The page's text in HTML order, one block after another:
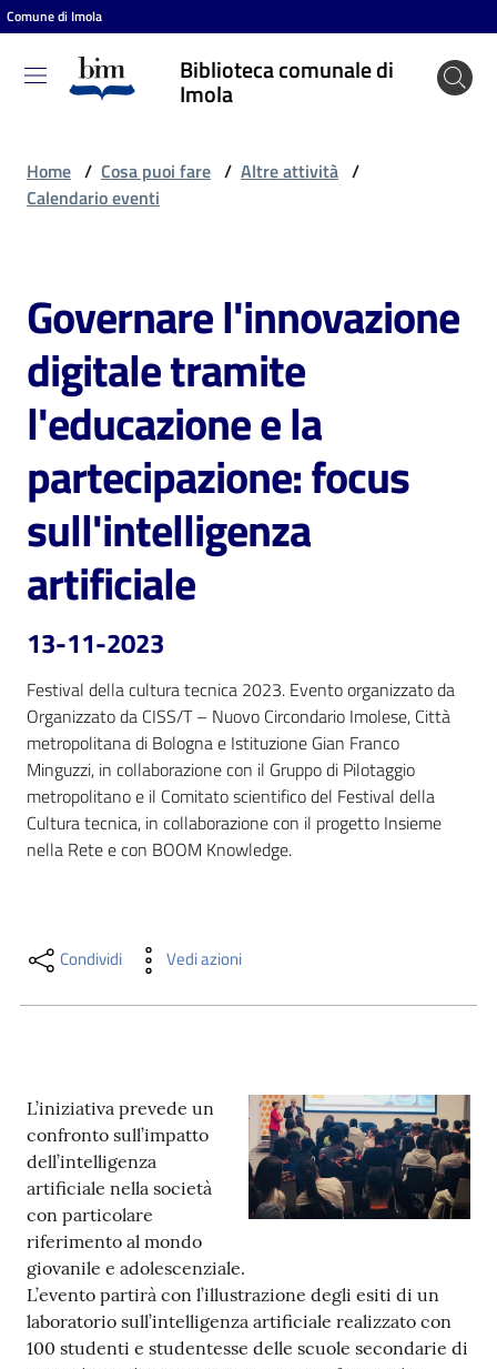
Vai al contenuto
Vai alla navigazione
Vai al footer
Comune di Imola
Biblioteca comunale di
Imola
Biblioteca
comunale
Cosa
puoi
fare
Scopri
i
contenuti
online
Casa
Piani
la
lettura
Seguici
su
Home / Cosa puoi fare / Altre attività /
Calendario eventi
Salta al contenuto
Governare l'innovazione
digitale tramite
l'educazione e la
partecipazione: focus
sull'intelligenza
artificiale
13-11-2023
Festival della cultura tecnica 2023. Evento organizzato da
Organizzato da CISS/T – Nuovo Circondario Imolese, Città
metropolitana di Bologna e Istituzione Gian Franco
Minguzzi, in collaborazione con il Gruppo di Pilotaggio
metropolitano e il Comitato scientifico del Festival della
Cultura tecnica, in collaborazione con il progetto Insieme
nella Rete e con BOOM Knowledge.
Condividi Vedi azioni
L’iniziativa prevede un
confronto sull’impatto
dell’intelligenza
artificiale nella società
con particolare
riferimento al mondo
giovanile e adolescenziale.
L’evento partirà con l’illustrazione degli esiti di un
laboratorio sull’intelligenza artificiale realizzato con
100 studenti e studentesse delle scuole secondarie di